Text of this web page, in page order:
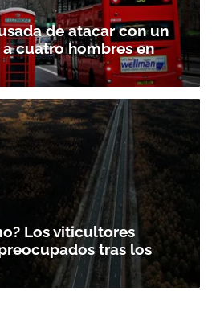
de atacar con un
cuatro hombres en
Los viticultores
tras los